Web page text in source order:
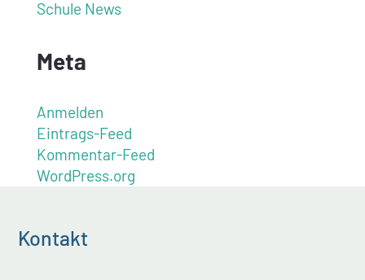
Schule News
Meta
Anmelden
Eintrags-Feed
Kommentar-Feed
WordPress.org
Kontakt